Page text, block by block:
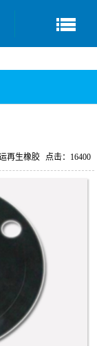
点击：16400
再生橡胶